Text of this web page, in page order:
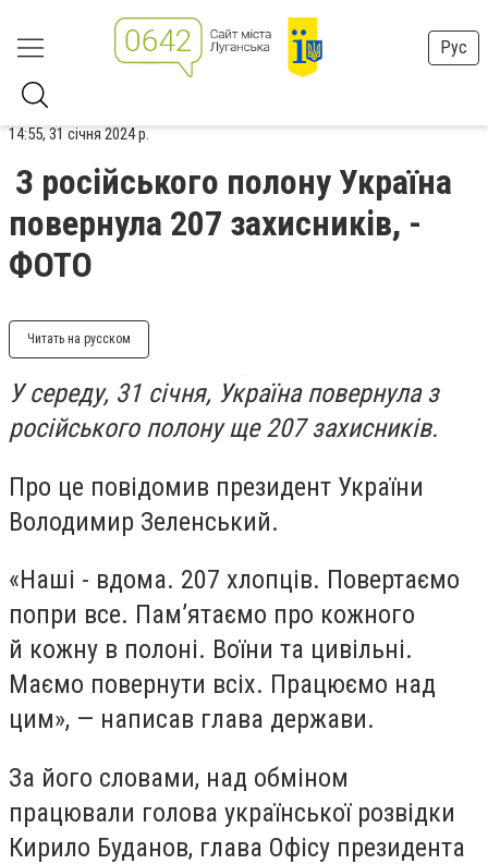
Рус
14:55, 31 січня 2024 р.
З російського полону Україна
повернула 207 захисників, -
ФОТО
Читать на русском
У середу, 31 січня, Україна повернула з
російського полону ще 207 захисників.
Про це повідомив президент України
Володимир Зеленський.
«Наші - вдома. 207 хлопців. Повертаємо
попри все. Пам’ятаємо про кожного
й кожну в полоні. Воїни та цивільні.
Маємо повернути всіх. Працюємо над
цим», — написав глава держави.
За його словами, над обміном
працювали голова української розвідки
Кирило Буданов, глава Офісу президента